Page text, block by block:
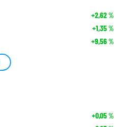
+2,62%
+1,35%
+9,56%
+0,05%